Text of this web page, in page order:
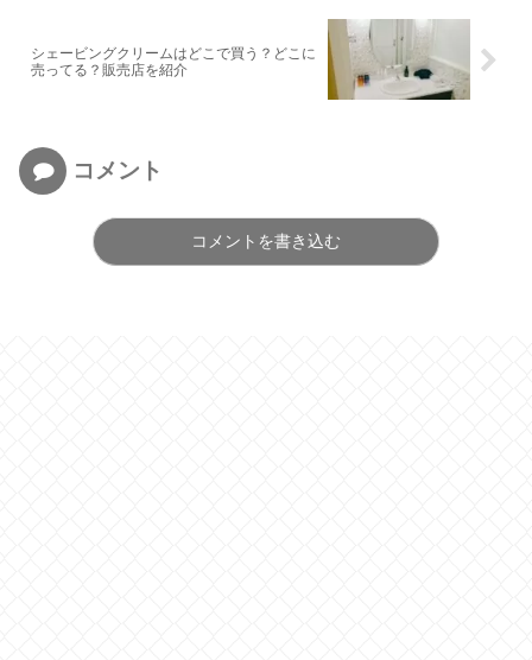
シェービングクリームはどこで買う？どこに
売ってる？販売店を紹介
コメント
コメントを書き込む